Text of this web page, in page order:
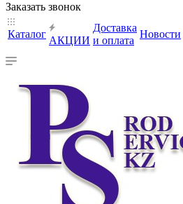
Заказать звонок
Каталог
АКЦИИ
Доставка
и оплата
Новости